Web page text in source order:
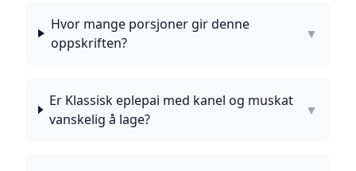
Hvor mange porsjoner gir denne
oppskriften?
▼
Er Klassisk eplepai med kanel og muskat
vanskelig å lage?
▼